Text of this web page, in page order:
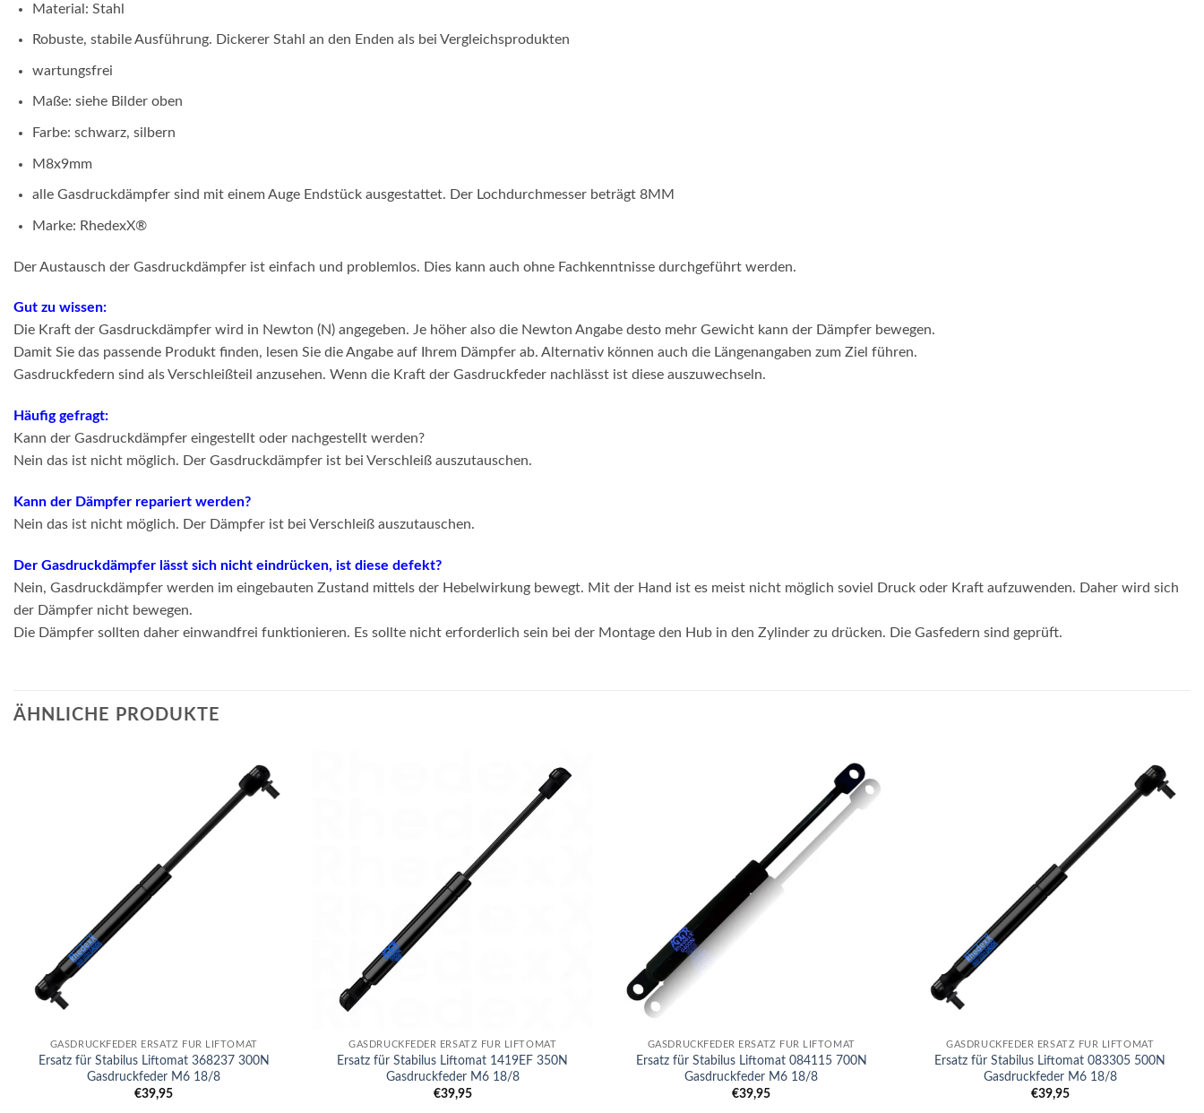
Material: Stahl
Robuste, stabile Ausführung. Dickerer Stahl an den Enden als bei Vergleichsprodukten
wartungsfrei
Maße: siehe Bilder oben
Farbe: schwarz, silbern
M8x9mm
alle Gasdruckdämpfer sind mit einem Auge Endstück ausgestattet. Der Lochdurchmesser beträgt 8MM
Marke: RhedexX®
Der Austausch der Gasdruckdämpfer ist einfach und problemlos. Dies kann auch ohne Fachkenntnisse durchgeführt werden.
Gut zu wissen:
Die Kraft der Gasdruckdämpfer wird in Newton (N) angegeben. Je höher also die Newton Angabe desto mehr Gewicht kann der Dämpfer bewegen.
Damit Sie das passende Produkt finden, lesen Sie die Angabe auf Ihrem Dämpfer ab. Alternativ können auch die Längenangaben zum Ziel führen.
Gasdruckfedern sind als Verschleißteil anzusehen. Wenn die Kraft der Gasdruckfeder nachlässt ist diese auszuwechseln.
Häufig gefragt:
Kann der Gasdruckdämpfer eingestellt oder nachgestellt werden?
Nein das ist nicht möglich. Der Gasdruckdämpfer ist bei Verschleiß auszutauschen.
Kann der Dämpfer repariert werden?
Nein das ist nicht möglich. Der Dämpfer ist bei Verschleiß auszutauschen.
Der Gasdruckdämpfer lässt sich nicht eindrücken, ist diese defekt?
Nein, Gasdruckdämpfer werden im eingebauten Zustand mittels der Hebelwirkung bewegt. Mit der Hand ist es meist nicht möglich soviel Druck oder Kraft aufzuwenden. Daher wird sich
der Dämpfer nicht bewegen.
Die Dämpfer sollten daher einwandfrei funktionieren. Es sollte nicht erforderlich sein bei der Montage den Hub in den Zylinder zu drücken. Die Gasfedern sind geprüft.
ÄHNLICHE PRODUKTE
GASDRUCKFEDER ERSATZ FÜR LIFTOMAT
Ersatz für Stabilus Liftomat 368237 300N
Gasdruckfeder M6 18/8
€39,95
GASDRUCKFEDER ERSATZ FÜR LIFTOMAT
Ersatz für Stabilus Liftomat 1419EF 350N
Gasdruckfeder M6 18/8
€39,95
GASDRUCKFEDER ERSATZ FÜR LIFTOMAT
Ersatz für Stabilus Liftomat 084115 700N
Gasdruckfeder M6 18/8
€39,95
GASDRUCKFEDER ERSATZ FÜR LIFTOMAT
Ersatz für Stabilus Liftomat 083305 500N
Gasdruckfeder M6 18/8
€39,95